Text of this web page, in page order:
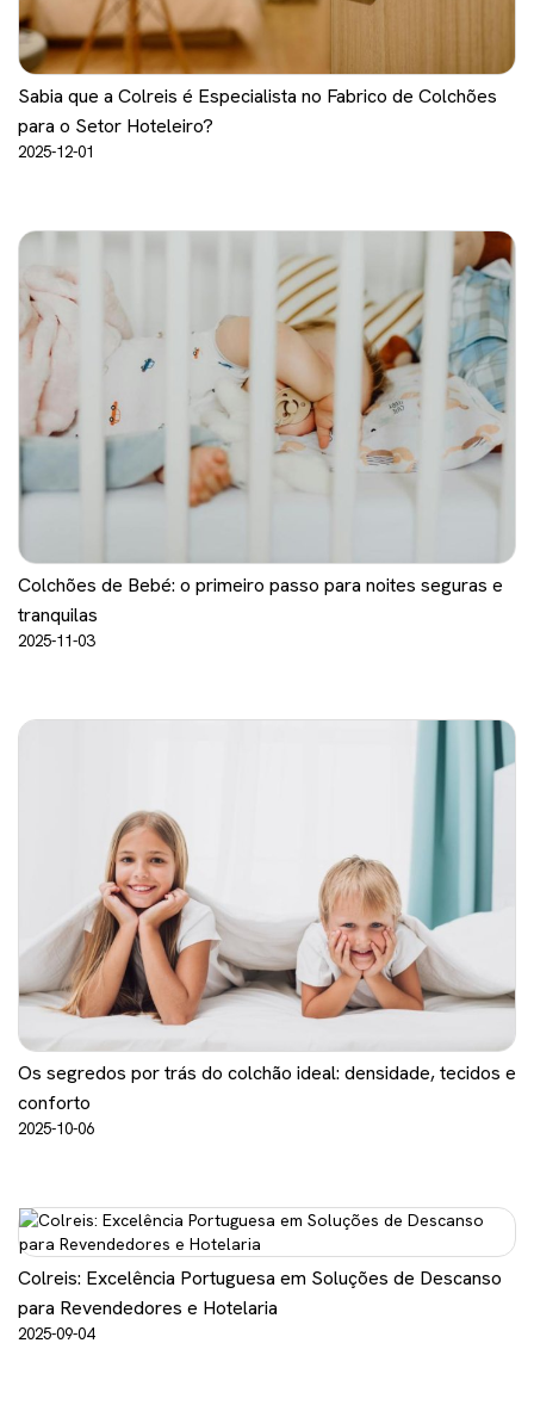
Sabia que a Colreis é Especialista no Fabrico de Colchões
para o Setor Hoteleiro?
2025-12-01
Colchões de Bebé: o primeiro passo para noites seguras e
tranquilas
2025-11-03
Os segredos por trás do colchão ideal: densidade, tecidos e
conforto
2025-10-06
Colreis: Excelência Portuguesa em Soluções de Descanso
para Revendedores e Hotelaria
2025-09-04